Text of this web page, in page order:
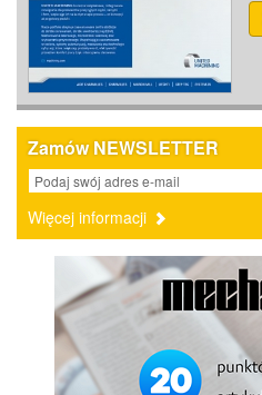
Zamów NEWSLETTER
Więcej informacji